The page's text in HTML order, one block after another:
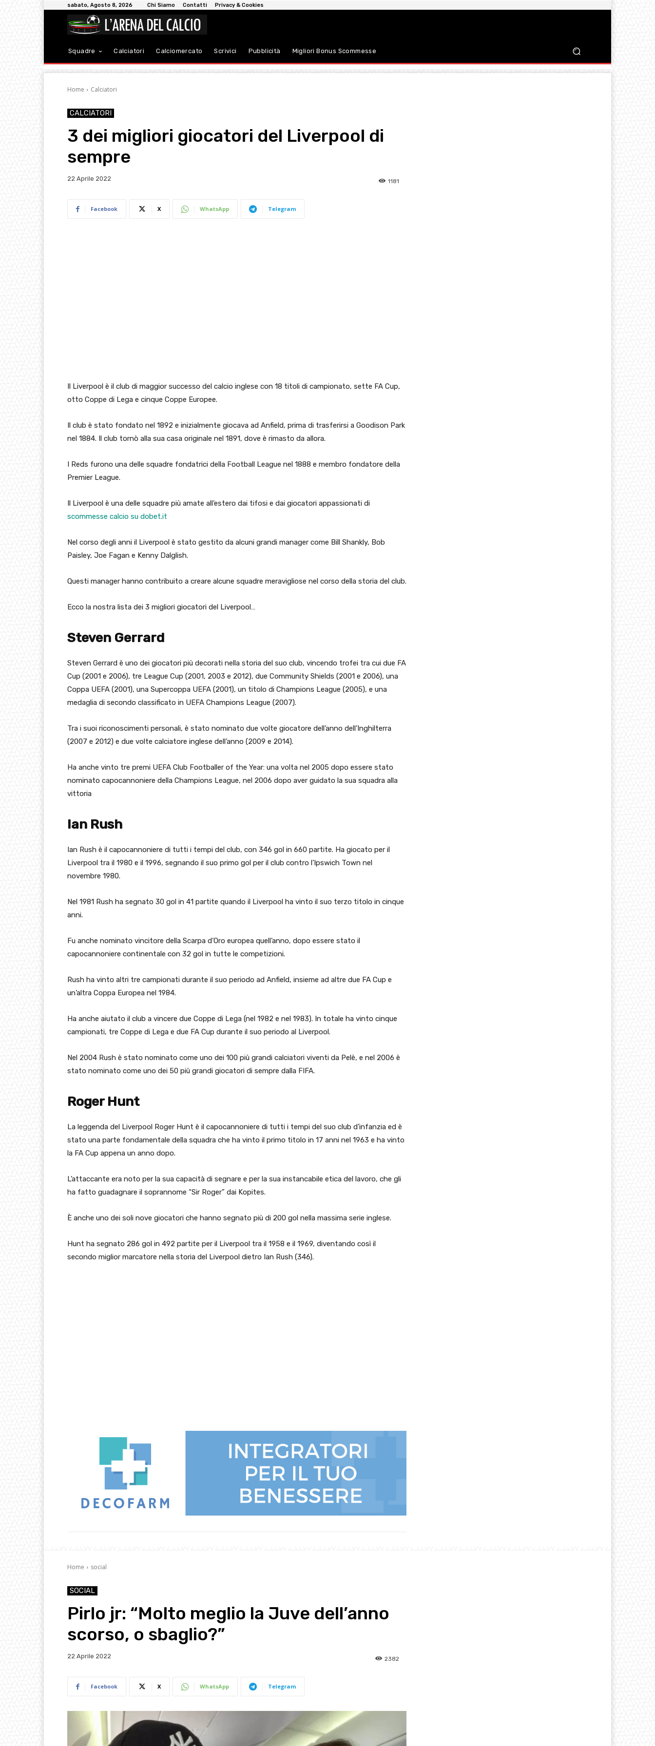
sabato, Agosto 8, 2026 Chi Siamo Contatti Privacy & Cookies
Squadre Calciatori Calciomercato Scrivici Pubblicità Migliori Bonus Scommesse
Home Calciatori
CALCIATORI
3 dei migliori giocatori del Liverpool di
sempre
22 Aprile 2022 1181
Facebook X WhatsApp Telegram
Il Liverpool è il club di maggior successo del calcio inglese con 18 titoli di campionato, sette FA Cup,
otto Coppe di Lega e cinque Coppe Europee.
Il club è stato fondato nel 1892 e inizialmente giocava ad Anfield, prima di trasferirsi a Goodison Park
nel 1884. Il club tornò alla sua casa originale nel 1891, dove è rimasto da allora.
I Reds furono una delle squadre fondatrici della Football League nel 1888 e membro fondatore della
Premier League.
Il Liverpool è una delle squadre più amate all’estero dai tifosi e dai giocatori appassionati di
scommesse calcio su dobet.it
Nel corso degli anni il Liverpool è stato gestito da alcuni grandi manager come Bill Shankly, Bob
Paisley, Joe Fagan e Kenny Dalglish.
Questi manager hanno contribuito a creare alcune squadre meravigliose nel corso della storia del club.
Ecco la nostra lista dei 3 migliori giocatori del Liverpool…
Steven Gerrard
Steven Gerrard è uno dei giocatori più decorati nella storia del suo club, vincendo trofei tra cui due FA
Cup (2001 e 2006), tre League Cup (2001, 2003 e 2012), due Community Shields (2001 e 2006), una
Coppa UEFA (2001), una Supercoppa UEFA (2001), un titolo di Champions League (2005), e una
medaglia di secondo classificato in UEFA Champions League (2007).
Tra i suoi riconoscimenti personali, è stato nominato due volte giocatore dell’anno dell’Inghilterra
(2007 e 2012) e due volte calciatore inglese dell’anno (2009 e 2014).
Ha anche vinto tre premi UEFA Club Footballer of the Year: una volta nel 2005 dopo essere stato
nominato capocannoniere della Champions League, nel 2006 dopo aver guidato la sua squadra alla
vittoria
Ian Rush
Ian Rush è il capocannoniere di tutti i tempi del club, con 346 gol in 660 partite. Ha giocato per il
Liverpool tra il 1980 e il 1996, segnando il suo primo gol per il club contro l’Ipswich Town nel
novembre 1980.
Nel 1981 Rush ha segnato 30 gol in 41 partite quando il Liverpool ha vinto il suo terzo titolo in cinque
anni.
Fu anche nominato vincitore della Scarpa d’Oro europea quell’anno, dopo essere stato il
capocannoniere continentale con 32 gol in tutte le competizioni.
Rush ha vinto altri tre campionati durante il suo periodo ad Anfield, insieme ad altre due FA Cup e
un’altra Coppa Europea nel 1984.
Ha anche aiutato il club a vincere due Coppe di Lega (nel 1982 e nel 1983). In totale ha vinto cinque
campionati, tre Coppe di Lega e due FA Cup durante il suo periodo al Liverpool.
Nel 2004 Rush è stato nominato come uno dei 100 più grandi calciatori viventi da Pelè, e nel 2006 è
stato nominato come uno dei 50 più grandi giocatori di sempre dalla FIFA.
Roger Hunt
La leggenda del Liverpool Roger Hunt è il capocannoniere di tutti i tempi del suo club d’infanzia ed è
stato una parte fondamentale della squadra che ha vinto il primo titolo in 17 anni nel 1963 e ha vinto
la FA Cup appena un anno dopo.
L’attaccante era noto per la sua capacità di segnare e per la sua instancabile etica del lavoro, che gli
ha fatto guadagnare il soprannome “Sir Roger” dai Kopites.
È anche uno dei soli nove giocatori che hanno segnato più di 200 gol nella massima serie inglese.
Hunt ha segnato 286 gol in 492 partite per il Liverpool tra il 1958 e il 1969, diventando così il
secondo miglior marcatore nella storia del Liverpool dietro Ian Rush (346).